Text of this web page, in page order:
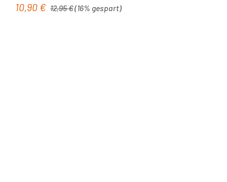
Verkaufspreis:
10,90 € 12,95 €(16% gespart)